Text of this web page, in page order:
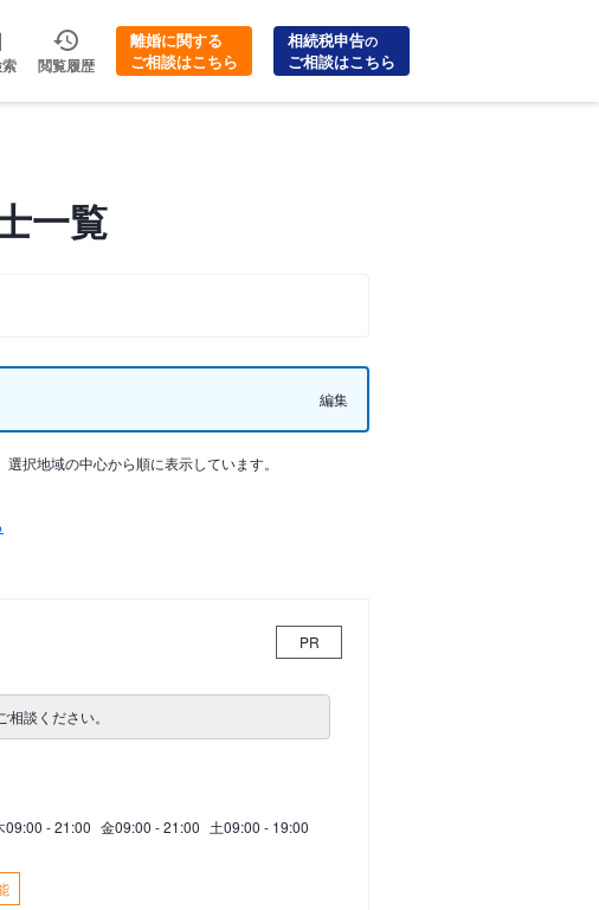
閲覧履歴
離婚に関する
ご相談はこちら
相続税申告の
ご相談はこちら
一覧
編集
択地域の中心から順に表示しています。
PR
談ください。
09:00 - 21:00 金09:00 - 21:00 土09:00 - 19:00